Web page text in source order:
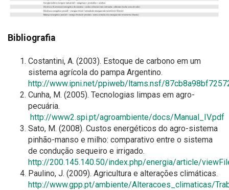
Bibliografia
Costantini, A. (2003). Estoque de carbono em um
sistema agrícola do pampa Argentino.
http://www.ipni.net/ppiweb/ltams.nsf/
Cunha, M. (2005). Tecnologias limpas em agro-
pecuária.
http://www2.spi.pt/agroambiente/docs/Manual_IV.pdf
Sato, M. (2008). Custos energéticos do agro-sistema
pinhão-manso e milho: comparativo entre o sistema
de condução sequeiro e irrigado.
http://200.145.140.50/index.php/energia/article/
Paulino, J. (2009). Agricultura e alterações climáticas.
http://www.gpp.pt/ambiente/Alteracoes_climaticas/